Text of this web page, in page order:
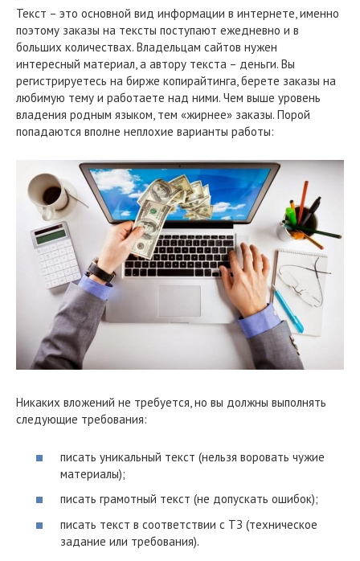
Текст – это основной вид информации в интернете, именно
поэтому заказы на тексты поступают ежедневно и в
больших количествах. Владельцам сайтов нужен
интересный материал, а автору текста – деньги. Вы
регистрируетесь на бирже копирайтинга, берете заказы на
любимую тему и работаете над ними. Чем выше уровень
владения родным языком, тем «жирнее» заказы. Порой
попадаются вполне неплохие варианты работы:
Никаких вложений не требуется, но вы должны выполнять
следующие требования:
писать уникальный текст (нельзя воровать чужие
материалы);
писать грамотный текст (не допускать ошибок);
писать текст в соответствии с ТЗ (техническое
задание или требования).